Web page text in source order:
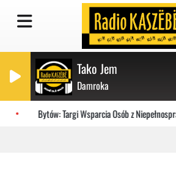
Tako Jem
Damroka
Bytów: Targi Wsparcia Osób z